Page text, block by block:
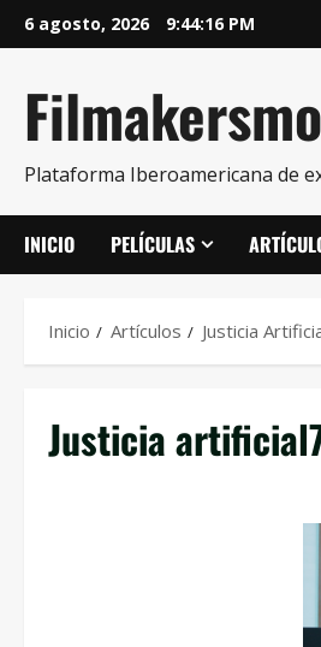
6 agosto, 2026 9:44:17 PM
Plataforma Iberoamericana de
INICIO PELÍCULAS
Inicio Artículos Justicia
Justicia